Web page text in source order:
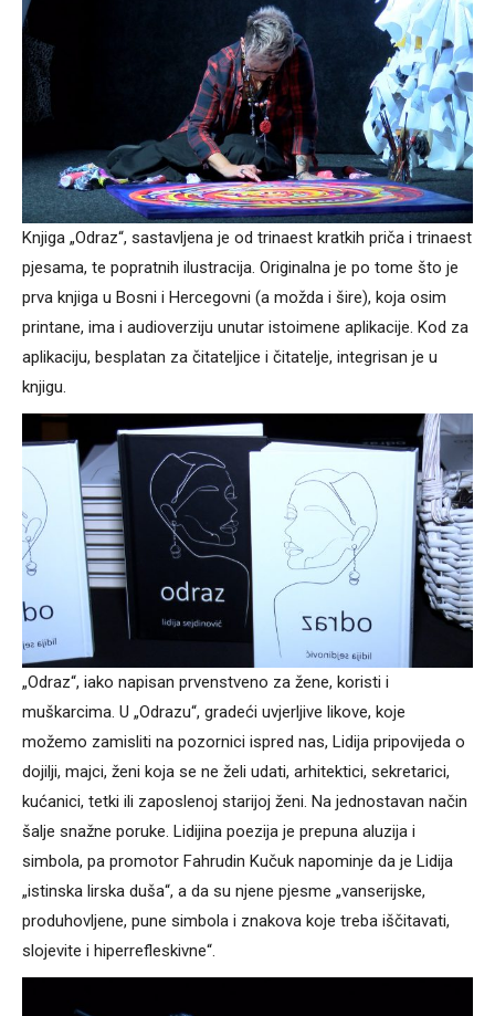
Knjiga „Odraz“, sastavljena je od trinaest kratkih priča i trinaest
pjesama, te popratnih ilustracija. Originalna je po tome što je
prva knjiga u Bosni i Hercegovni (a možda i šire), koja osim
printane, ima i audioverziju unutar istoimene aplikacije. Kod za
aplikaciju, besplatan za čitateljice i čitatelje, integrisan je u
knjigu.
„Odraz“, iako napisan prvenstveno za žene, koristi i
muškarcima. U „Odrazu“, gradeći uvjerljive likove, koje
možemo zamisliti na pozornici ispred nas, Lidija pripovijeda o
dojilji, majci, ženi koja se ne želi udati, arhitektici, sekretarici,
kućanici, tetki ili zaposlenoj starijoj ženi. Na jednostavan način
šalje snažne poruke. Lidijina poezija je prepuna aluzija i
simbola, pa promotor Fahrudin Kučuk napominje da je Lidija
„istinska lirska duša“, a da su njene pjesme „vanserijske,
produhovljene, pune simbola i znakova koje treba iščitavati,
slojevite i hiperrefleskivne“.